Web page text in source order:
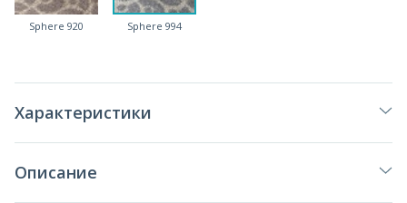
Sphere 920 Sphere 994
Характеристики
Описание